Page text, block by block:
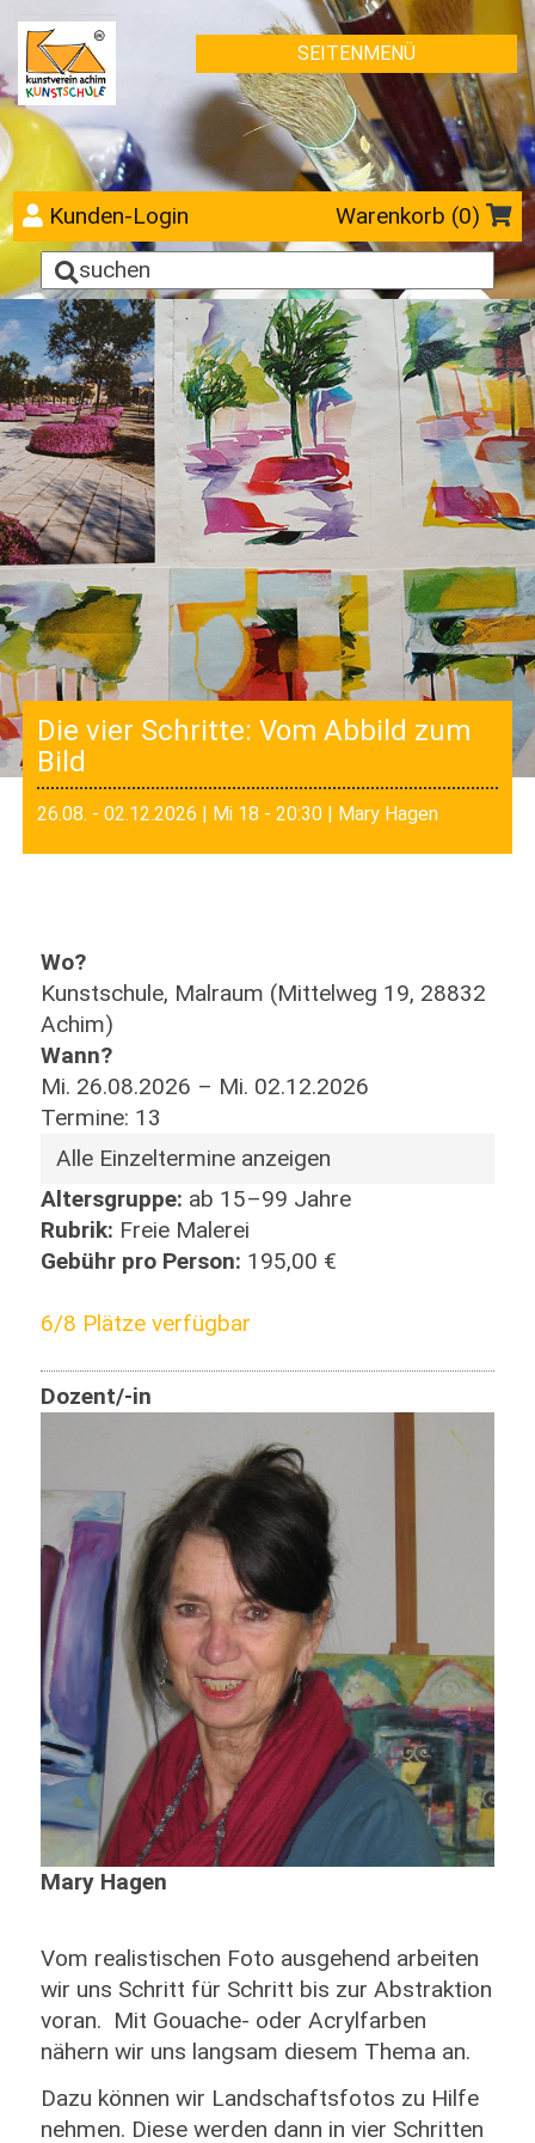
SEITENMENÜ
Kunden-Login Warenkorb (0)
Die vier Schritte: Vom Abbild zum
Bild
26.08. - 02.12.2026 | Mi 18 - 20:30 | Mary Hagen
Wo?
Kunstschule, Malraum (Mittelweg 19, 28832
Achim)
Wann?
Mi. 26.08.2026 – Mi. 02.12.2026
Termine: 13
Alle Einzeltermine anzeigen
Altersgruppe: ab 15–99 Jahre
Rubrik: Freie Malerei
Gebühr pro Person: 195,00 €
6/8 Plätze verfügbar
Dozent/-in
Mary Hagen
Vom realistischen Foto ausgehend arbeiten
wir uns Schritt für Schritt bis zur Abstraktion
voran. Mit Gouache- oder Acrylfarben
nähern wir uns langsam diesem Thema an.
Dazu können wir Landschaftsfotos zu Hilfe
nehmen. Diese werden dann in vier Schritten